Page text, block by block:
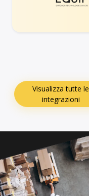
Visualizza tutte le
integrazioni